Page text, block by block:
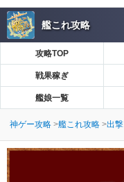
艦これ攻略
攻略TOP
戦果稼ぎ
艦娘一覧
神ゲー攻略 艦これ攻略 出撃